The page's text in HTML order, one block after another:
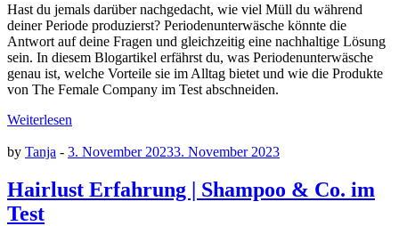
Hast du jemals darüber nachgedacht, wie viel Müll du während
deiner Periode produzierst? Periodenunterwäsche könnte die
Antwort auf deine Fragen und gleichzeitig eine nachhaltige Lösung
sein. In diesem Blogartikel erfährst du, was Periodenunterwäsche
genau ist, welche Vorteile sie im Alltag bietet und wie die Produkte
von The Female Company im Test abschneiden.
Weiterlesen
by Tanja - 3. November 20233. November 2023
Hairlust Erfahrung | Shampoo & Co. im
Test